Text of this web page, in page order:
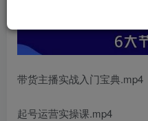
带货主播实战入门宝典.mp4
起号运营实操课.mp4